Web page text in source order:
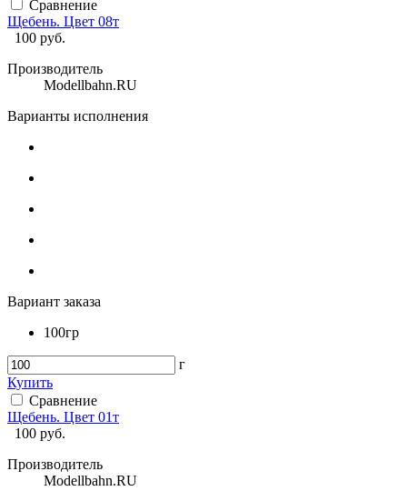
Сравнение
Щебень. Цвет 08т
100 руб.
Производитель
Modellbahn.RU
Варианты исполнения
Вариант заказа
100гр
г
Купить
Сравнение
Щебень. Цвет 01т
100 руб.
Производитель
Modellbahn.RU